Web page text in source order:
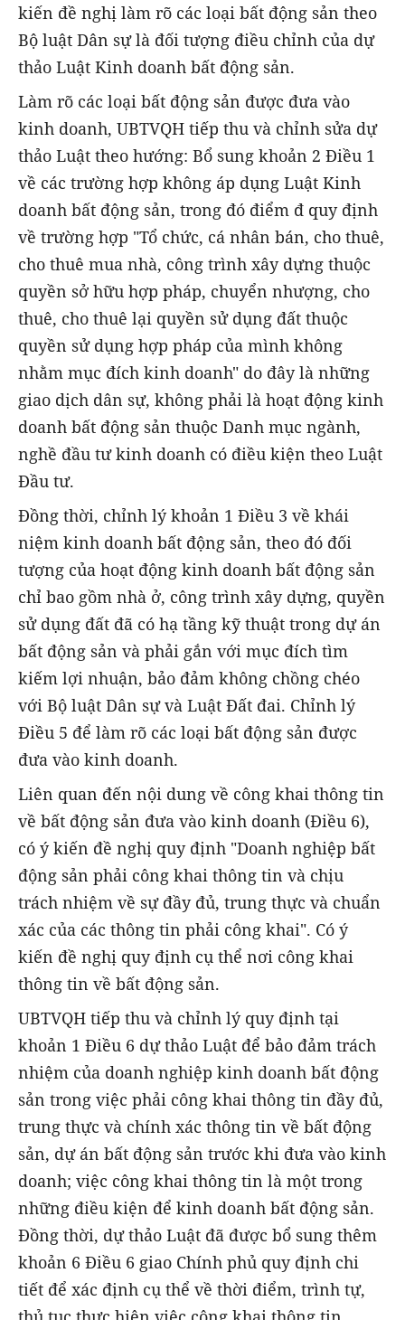
kiến đề nghị làm rõ các loại bất động sản theo
Bộ luật Dân sự là đối tượng điều chỉnh của dự
thảo Luật Kinh doanh bất động sản.
Làm rõ các loại bất động sản được đưa vào
kinh doanh, UBTVQH tiếp thu và chỉnh sửa dự
thảo Luật theo hướng: Bổ sung khoản 2 Điều 1
về các trường hợp không áp dụng Luật Kinh
doanh bất động sản, trong đó điểm đ quy định
về trường hợp "Tổ chức, cá nhân bán, cho thuê,
cho thuê mua nhà, công trình xây dựng thuộc
quyền sở hữu hợp pháp, chuyển nhượng, cho
thuê, cho thuê lại quyền sử dụng đất thuộc
quyền sử dụng hợp pháp của mình không
nhằm mục đích kinh doanh" do đây là những
giao dịch dân sự, không phải là hoạt động kinh
doanh bất động sản thuộc Danh mục ngành,
nghề đầu tư kinh doanh có điều kiện theo Luật
Đầu tư.
Đồng thời, chỉnh lý khoản 1 Điều 3 về khái
niệm kinh doanh bất động sản, theo đó đối
tượng của hoạt động kinh doanh bất động sản
chỉ bao gồm nhà ở, công trình xây dựng, quyền
sử dụng đất đã có hạ tầng kỹ thuật trong dự án
bất động sản và phải gắn với mục đích tìm
kiếm lợi nhuận, bảo đảm không chồng chéo
với Bộ luật Dân sự và Luật Đất đai. Chỉnh lý
Điều 5 để làm rõ các loại bất động sản được
đưa vào kinh doanh.
Liên quan đến nội dung về công khai thông tin
về bất động sản đưa vào kinh doanh (Điều 6),
có ý kiến đề nghị quy định "Doanh nghiệp bất
động sản phải công khai thông tin và chịu
trách nhiệm về sự đầy đủ, trung thực và chuẩn
xác của các thông tin phải công khai". Có ý
kiến đề nghị quy định cụ thể nơi công khai
thông tin về bất động sản.
UBTVQH tiếp thu và chỉnh lý quy định tại
khoản 1 Điều 6 dự thảo Luật để bảo đảm trách
nhiệm của doanh nghiệp kinh doanh bất động
sản trong việc phải công khai thông tin đầy đủ,
trung thực và chính xác thông tin về bất động
sản, dự án bất động sản trước khi đưa vào kinh
doanh; việc công khai thông tin là một trong
những điều kiện để kinh doanh bất động sản.
Đồng thời, dự thảo Luật đã được bổ sung thêm
khoản 6 Điều 6 giao Chính phủ quy định chi
tiết để xác định cụ thể về thời điểm, trình tự,